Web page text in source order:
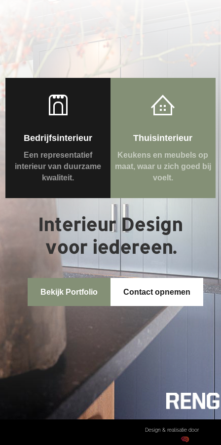
Bedrijfsinterieur
Een representatief
interieur van duurzame
kwaliteit.
Thuisinterieur
Keukens en meubels op
maat, waar u zich goed bij
voelt.
Interieur Design
voor iedereen.
Bekijk Portfolio Contact opnemen
Design & realisatie door